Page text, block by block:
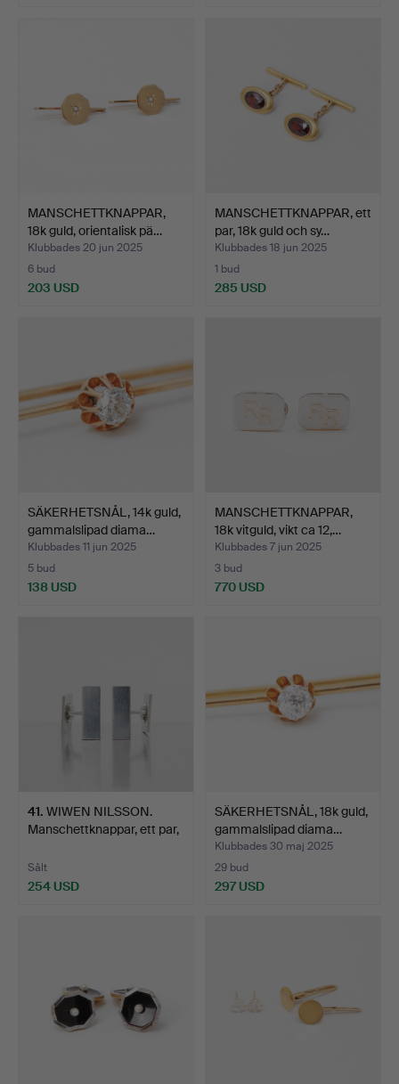
MANSCHETTKNAPPAR,
18k guld, orientalisk pä…
Klubbades 20 jun 2025
6 bud
203 USD
MANSCHETTKNAPPAR, ett
par, 18k guld och sy…
Klubbades 18 jun 2025
1 bud
285 USD
SÄKERHETSNÅL, 14k guld,
gammalslipad diama…
Klubbades 11 jun 2025
5 bud
138 USD
MANSCHETTKNAPPAR,
18k vitguld, vikt ca 12,…
Klubbades 7 jun 2025
3 bud
770 USD
41. WIWEN NILSSON.
Manschettknappar, ett par,
Sålt
254 USD
SÄKERHETSNÅL, 18k guld,
gammalslipad diama…
Klubbades 30 maj 2025
29 bud
297 USD